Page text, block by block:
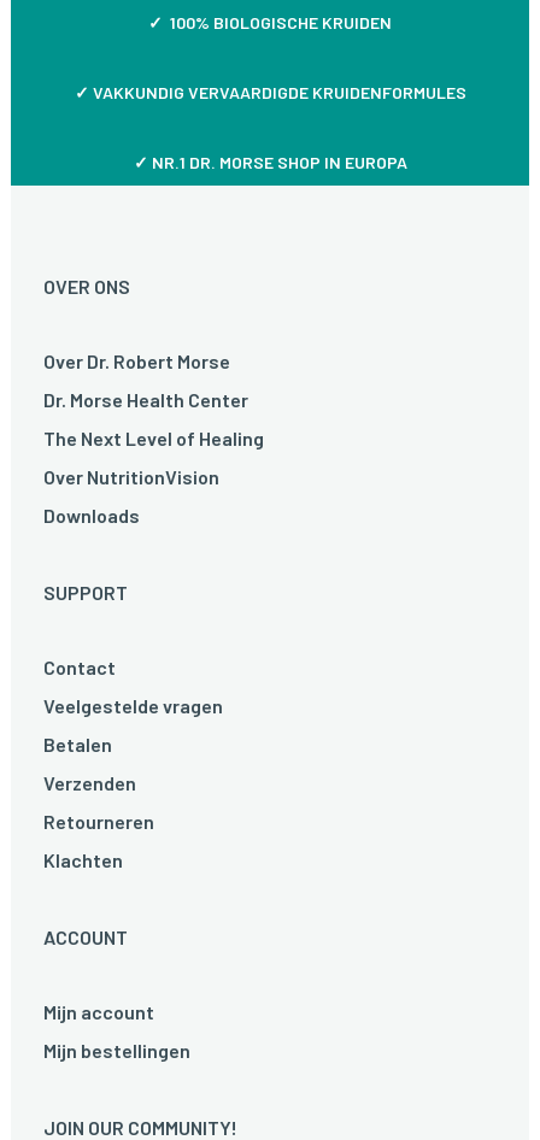
✓ 100% BIOLOGISCHE KRUIDEN
✓ VAKKUNDIG VERVAARDIGDE KRUIDENFORMULES
✓ NR.1 DR. MORSE SHOP IN EUROPA
OVER ONS
Over Dr. Robert Morse
Dr. Morse Health Center
The Next Level of Healing
Over NutritionVision
Downloads
SUPPORT
Contact
Veelgestelde vragen
Betalen
Verzenden
Retourneren
Klachten
ACCOUNT
Mijn account
Mijn bestellingen
JOIN OUR COMMUNITY!